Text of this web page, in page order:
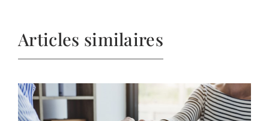
Articles similaires